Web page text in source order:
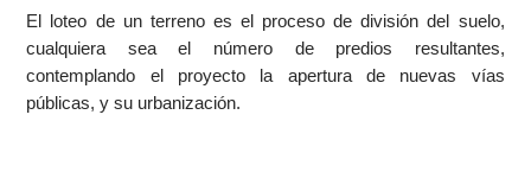
El loteo de un terreno es el proceso de división del suelo,
cualquiera sea el número de predios resultantes,
contemplando el proyecto la apertura de nuevas vías
públicas, y su urbanización.